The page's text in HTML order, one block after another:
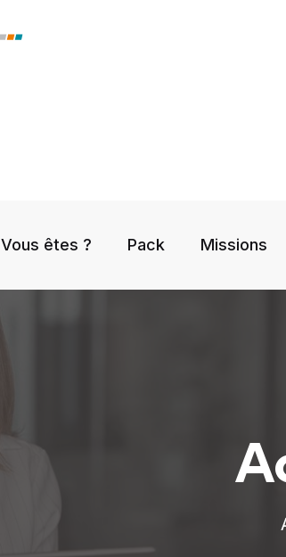
Vous êtes ? Pack Missions